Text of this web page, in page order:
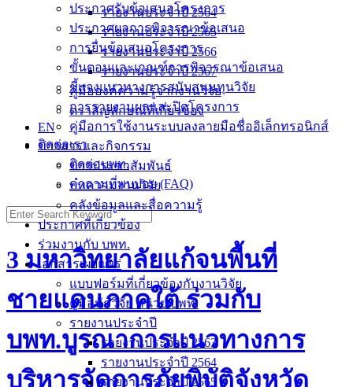
ประกาศรับข้อเสนอโครงการ
ประกาศผลการพิจารณาข้อเสนอ
การยื่นข้อเสนอโครงการ
ขั้นตอนและเกณฑ์การพิจารณาข้อเสนอ
ชี้แจงแนวทางการสนับสนุนทุนวิจัย
การรายงานผลและปิดโครงการ
คู่มือการใช้งานระบบลงลายมือชื่ออิเล็กทรอนิกส์
ข่าวสารและกิจกรรม
ข่าวประชาสัมพันธ์
บทความงานวิจัย
คลังข้อมูลและสื่อความรู้
ประกาศที่เกี่ยวข้อง
ร่วมงานกับ บพท.
เอกสารเผยแพร่
แบบฟอร์มที่เกี่ยวข้องกับงานวิจัย
คู่มือนักวิจัย หน่วย บพท.
รายงานประจำปี
รายงานประจำปี 2563
รายงานประจำปี 2564
รายงานประจำปี 2565
รายงานประจำปี 2564
รายงานประจำปี 2565
รายงานประจำปี 2566
รายงานประจำปี 2567
คู่มือองค์ความรู้จากงานวิจัย
ตราสัญลักษณ์ที่เกี่ยวข้อง
EN
ติดต่อเรา
ติดต่อบพท.
คำถามที่พบบ่อย (FAQ)
Search
for:
3 มหาวิทยาลัยแก้จนพื้นที่
ชายแดนภาคใต้ ร่วมกับ
บพท.บูรณาการแนวทางการ
บริหารจัดการภัยพิบัติจังหวัด